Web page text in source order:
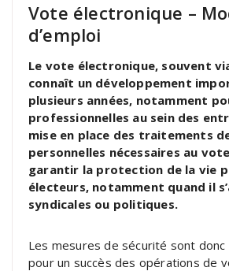
Vote électronique –
d’emploi
Le vote électronique, souvent
connaît un développement
plusieurs années, notamment
professionnelles au sein des
mise en place des traitements
personnelles nécessaires au
garantir la protection de la vie
électeurs, notamment quand il
syndicales ou politiques.
Les mesures de sécurité sont
pour un succès des opérations de